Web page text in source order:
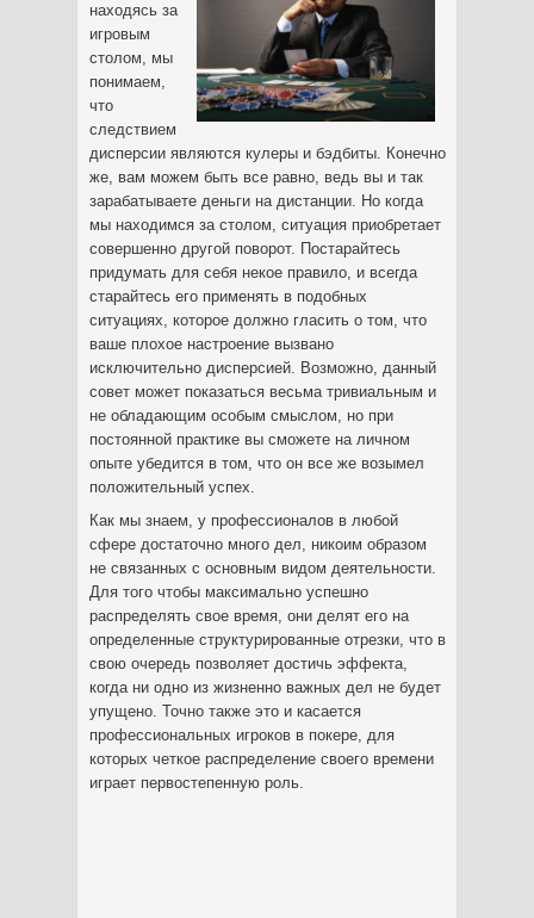
находясь за
игровым
столом, мы
понимаем,
что
следствием
дисперсии являются кулеры и бэдбиты. Конечно
же, вам можем быть все равно, ведь вы и так
зарабатываете деньги на дистанции. Но когда
мы находимся за столом, ситуация приобретает
совершенно другой поворот. Постарайтесь
придумать для себя некое правило, и всегда
старайтесь его применять в подобных
ситуациях, которое должно гласить о том, что
ваше плохое настроение вызвано
исключительно дисперсией. Возможно, данный
совет может показаться весьма тривиальным и
не обладающим особым смыслом, но при
постоянной практике вы сможете на личном
опыте убедится в том, что он все же возымел
положительный успех.
Как мы знаем, у профессионалов в любой
сфере достаточно много дел, никоим образом
не связанных с основным видом деятельности.
Для того чтобы максимально успешно
распределять свое время, они делят его на
определенные структурированные отрезки, что в
свою очередь позволяет достичь эффекта,
когда ни одно из жизненно важных дел не будет
упущено. Точно также это и касается
профессиональных игроков в покере, для
которых четкое распределение своего времени
играет первостепенную роль.